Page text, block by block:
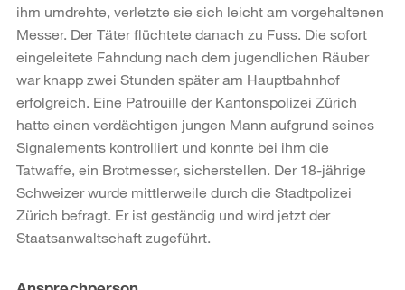
ihm umdrehte, verletzte sie sich leicht am vorgehaltenen
Messer. Der Täter flüchtete danach zu Fuss. Die sofort
eingeleitete Fahndung nach dem jugendlichen Räuber
war knapp zwei Stunden später am Hauptbahnhof
erfolgreich. Eine Patrouille der Kantonspolizei Zürich
hatte einen verdächtigen jungen Mann aufgrund seines
Signalements kontrolliert und konnte bei ihm die
Tatwaffe, ein Brotmesser, sicherstellen. Der 18-jährige
Schweizer wurde mittlerweile durch die Stadtpolizei
Zürich befragt. Er ist geständig und wird jetzt der
Staatsanwaltschaft zugeführt.